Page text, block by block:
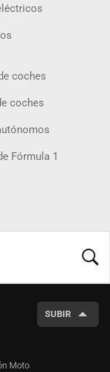
coches
coches
Fórmula 1
SUBIR
Moto